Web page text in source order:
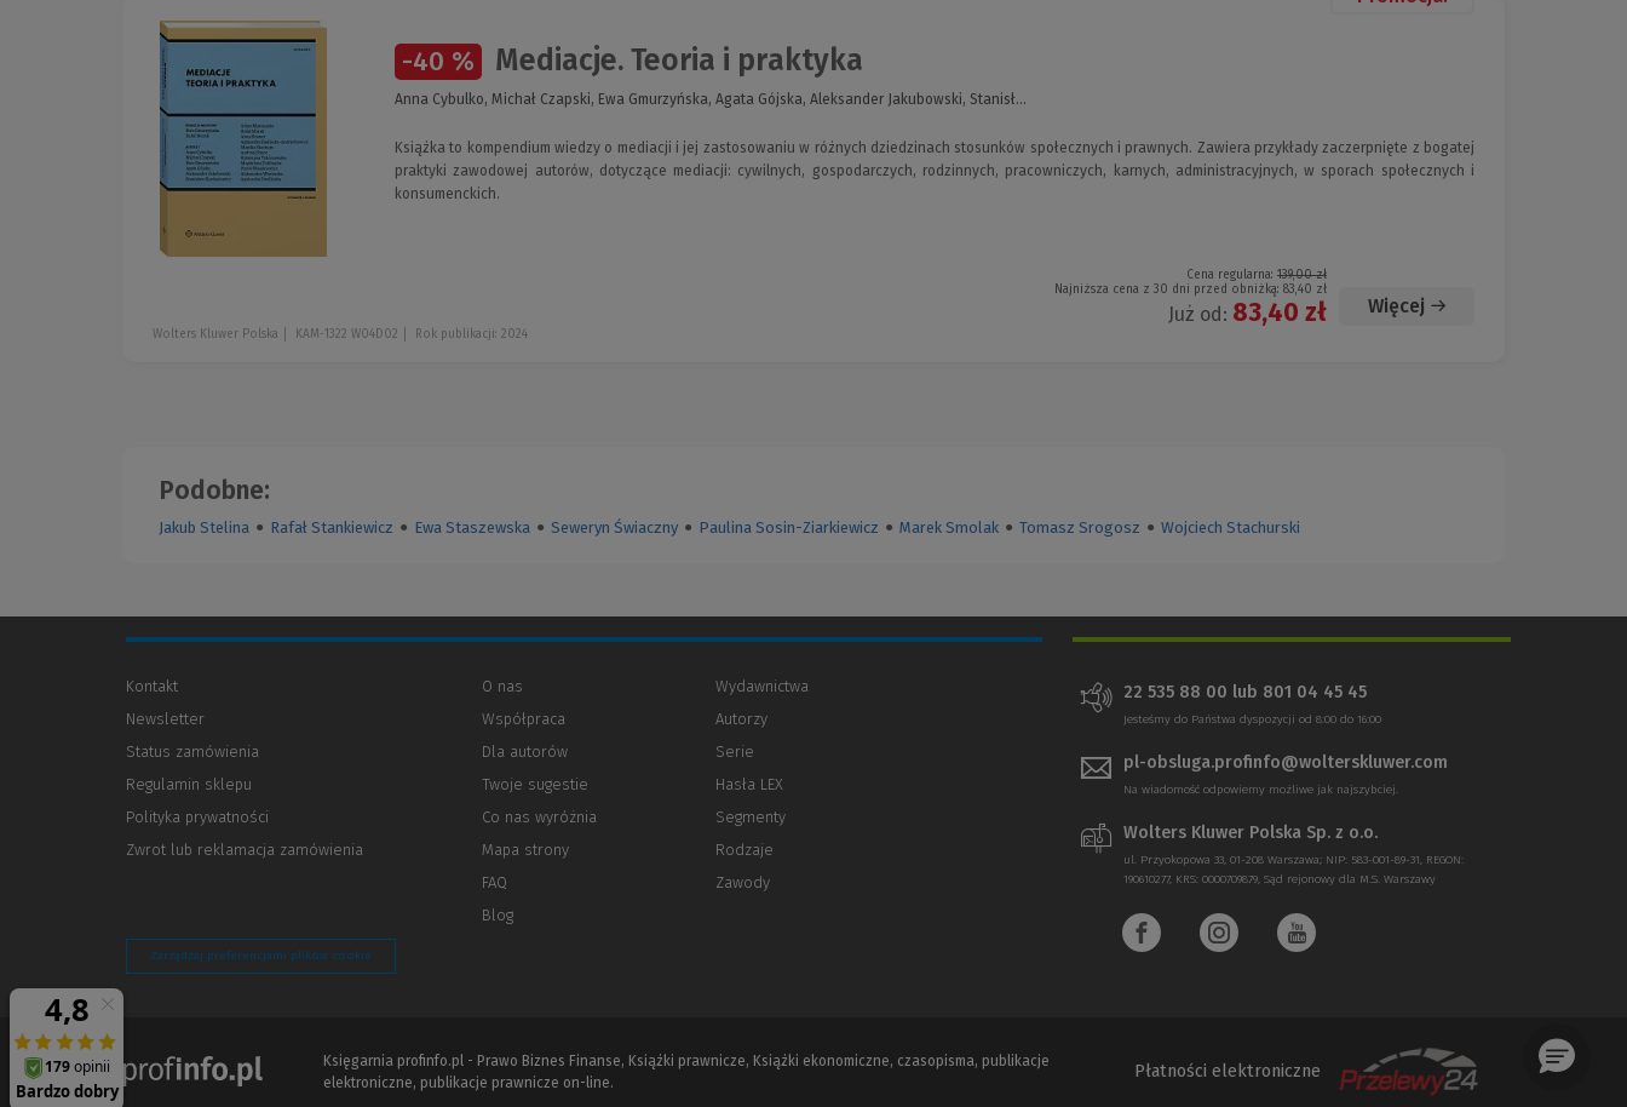
-40 % Mediacje. Teoria i praktyka
Anna Cybulko, Michał Czapski, Ewa Gmurzyńska, Agata Gójska, Aleksander Jakubowski, Stanisł...
Książka to kompendium wiedzy o mediacji i jej zastosowaniu w różnych dziedzinach stosunków społecznych i prawnych. Zawiera przykłady zaczerpnięte z bogatej
praktyki zawodowej autorów, dotyczące mediacji: cywilnych, gospodarczych, rodzinnych, pracowniczych, karnych, administracyjnych, w sporach społecznych i
konsumenckich.
Cena regularna: 139,00 zł
Najniższa cena z 30 dni przed obniżką: 83,40 zł
Już od: 83,40 zł Więcej
Wolters Kluwer Polska KAM-1322 W04D02 Rok publikacji: 2024
Podobne:
Jakub Stelina ● Rafał Stankiewicz ● Ewa Staszewska ● Seweryn Świaczny ● Paulina Sosin-Ziarkiewicz ● Marek Smolak ● Tomasz Srogosz ● Wojciech Stachurski
Kontakt
Newsletter
Status zamówienia
Regulamin sklepu
Polityka prywatności
innej
Zwrot lub reklamacja zamówienia
O nas
Współpraca
Dla autorów
innej
strony)
Twoje sugestie
Co nas wyróżnia
Mapa strony
FAQ
Blog
Wydawnictwa
Autorzy
Serie
Hasła LEX
Segmenty
Rodzaje
Zawody
Zarządzaj preferencjami plików cookie
22 535 88 00 lub 801 04 45 45
Jesteśmy do Państwa dyspozycji od 8:00 do 16:00
pl-obsluga.profinfo@wolterskluwer.com
Na wiadomość odpowiemy możliwe jak najszybciej.
Wolters Kluwer Polska Sp. z o.o.
ul. Przyokopowa 33, 01-208 Warszawa; NIP: 583-001-89-31, REGON:
190610277, KRS: 0000709879, Sąd rejonowy dla M.S. Warszawy
Księgarnia profinfo.pl - Prawo Biznes Finanse, Książki prawnicze, Książki ekonomiczne, czasopisma, publikacje
elektroniczne, publikacje prawnicze on-line.
Płatności elektroniczne
(Nowe
(Link